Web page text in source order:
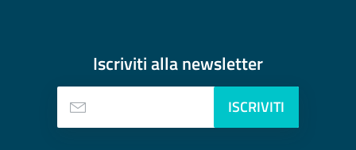
Iscriviti allanewsletter
ISCRIVITI